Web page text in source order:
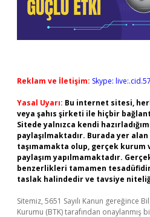
Reklam ve İletişim: Skype:
Yasal Uyarı: Bu internet sitesi,
veya şahıs şirketi ile hiçbir
Sitede yalnızca kendi
paylaşılmaktadır. Burada yer
taşımamakta olup, gerçek kurum
paylaşım yapılmamaktadır.
benzerlikleri tamamen
taslak halindedir ve tavsiye
Sitemiz, 5651 Sayılı Kanun gereğince
Kurumu (BTK) tarafından onaylanmış